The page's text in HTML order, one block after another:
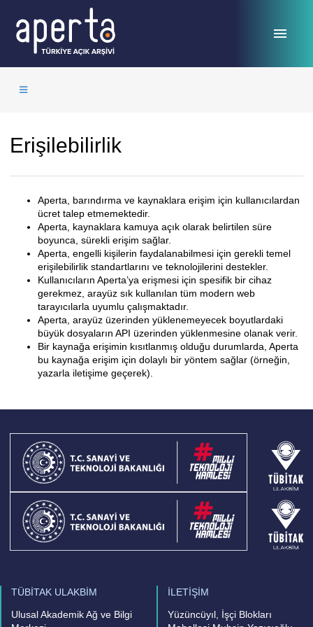
Erişilebilirlik
Aperta, barındırma ve kaynaklara erişim için kullanıcılardan
ücret talep etmemektedir.
Aperta, kaynaklara kamuya açık olarak belirtilen süre
boyunca, sürekli erişim sağlar.
Aperta, engelli kişilerin faydalanabilmesi için gerekli temel
erişilebilirlik standartlarını ve teknolojilerini destekler.
Kullanıcıların Aperta’ya erişmesi için spesifik bir cihaz
gerekmez, arayüz sık kullanılan tüm modern web
tarayıcılarla uyumlu çalışmaktadır.
Aperta, arayüz üzerinden yüklenemeyecek boyutlardaki
büyük dosyaların API üzerinden yüklenmesine olanak verir.
Bir kaynağa erişimin kısıtlanmış olduğu durumlarda, Aperta
bu kaynağa erişim için dolaylı bir yöntem sağlar (örneğin,
yazarla iletişime geçerek).
TÜBİTAK ULAKBİM
Ulusal Akademik Ağ ve Bilgi
İLETİŞİM
Yüzüncüyıl, İşçi Blokları